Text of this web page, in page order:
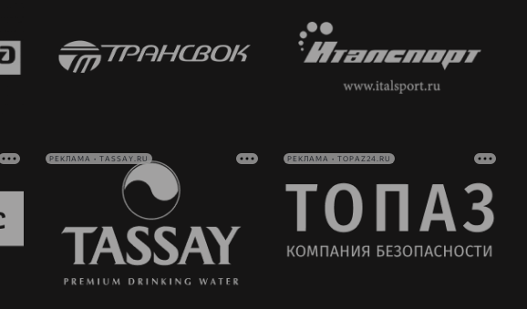
РЕКЛАМА • TASSAY.RU РЕКЛАМА • TOPAZ24.RU